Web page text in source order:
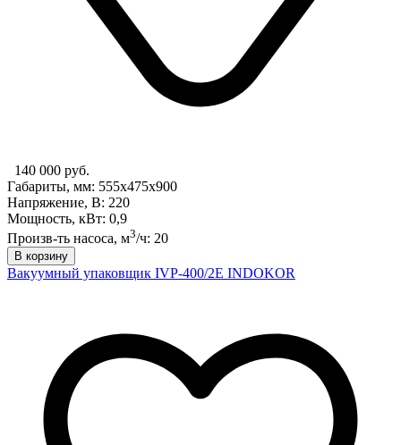
140 000 руб.
Габариты, мм: 555x475x900
Напряжение, В: 220
Мощность, кВт: 0,9
Произв-ть насоса, м3/ч: 20
В корзину
Вакуумный упаковщик IVP-400/2E INDOKOR